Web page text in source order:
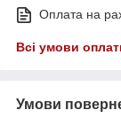
Оплата на
Всі умови
Умови